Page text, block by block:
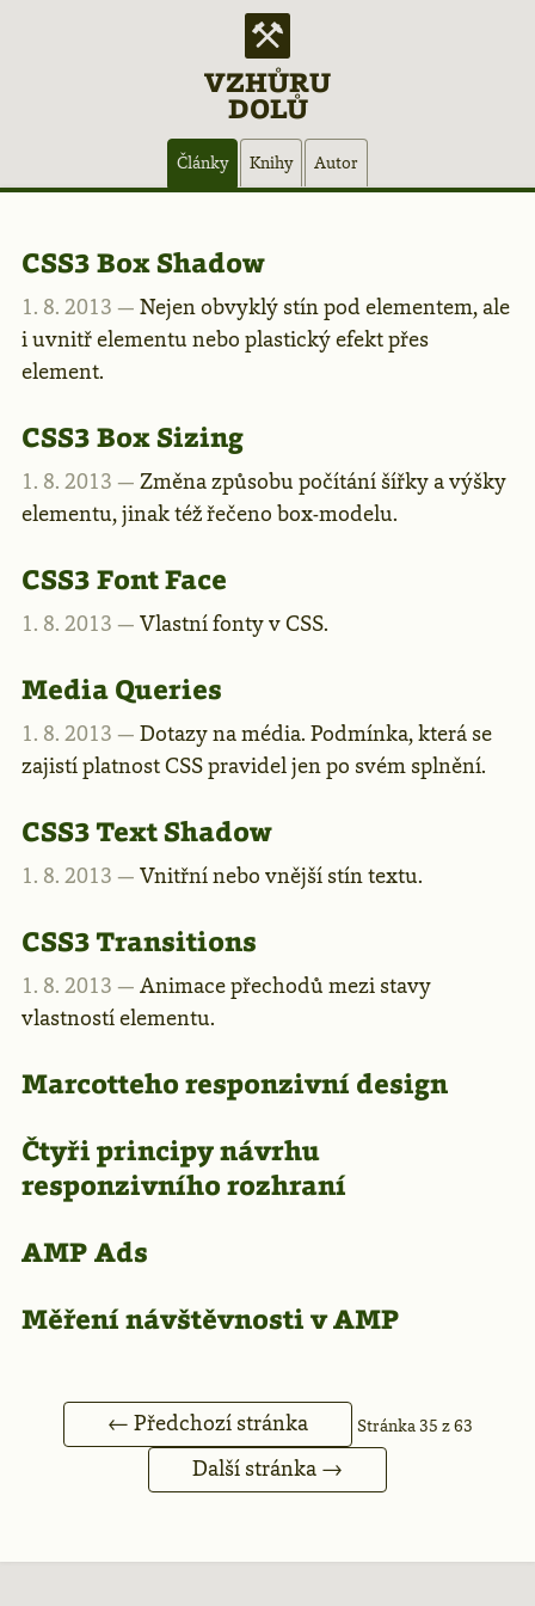
VZHŮRU
DOLŮ
Články Knihy Autor
Články
–
stránka
35
CSS3 Box Shadow
1. 8. 2013 — Nejen obvyklý stín pod elementem, ale
i uvnitř elementu nebo plastický efekt přes
element.
CSS3 Box Sizing
1. 8. 2013 — Změna způsobu počítání šířky a výšky
elementu, jinak též řečeno box-modelu.
CSS3 Font Face
1. 8. 2013 — Vlastní fonty v CSS.
Media Queries
1. 8. 2013 — Dotazy na média. Podmínka, která se
zajistí platnost CSS pravidel jen po svém splnění.
CSS3 Text Shadow
1. 8. 2013 — Vnitřní nebo vnější stín textu.
CSS3 Transitions
1. 8. 2013 — Animace přechodů mezi stavy
vlastností elementu.
Marcotteho responzivní design
Čtyři principy návrhu
responzivního rozhraní
AMP Ads
Měření návštěvnosti v AMP
← Předchozí stránka Stránka 35 z 63
Další stránka →